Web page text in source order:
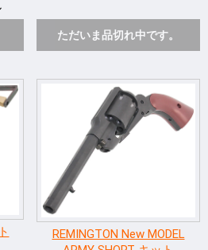
ただいま品切れ中です。
REMINGTON New MODEL